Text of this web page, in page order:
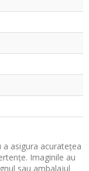
asigura acuratețea
Imaginile au
sau ambalajul